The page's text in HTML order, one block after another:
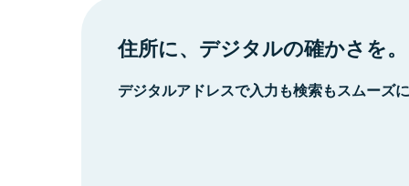
住所に、デジタルの確かさを。
デジタルアドレスで入力も検索もスムーズ